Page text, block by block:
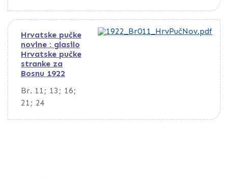
Hrvatske pučke
novine : glasilo
Hrvatske pučke
stranke za
Bosnu 1922
Br. 11; 13; 16;
21; 24